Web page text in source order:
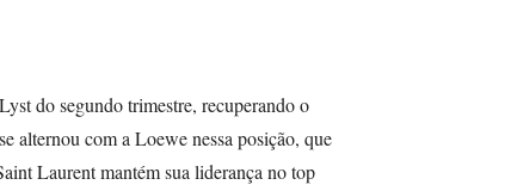
do segundo trimestre, recuperando o
alternou com a Loewe nessa posição, que
Laurent mantém sua liderança no top